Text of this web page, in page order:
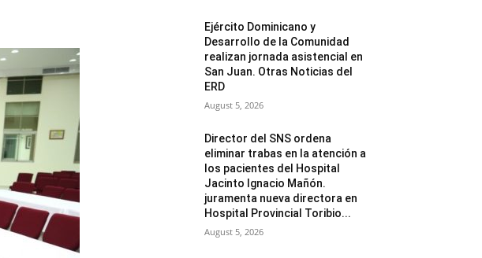
Ejército Dominicano y
Desarrollo de la Comunidad
realizan jornada asistencial en
San Juan. Otras Noticias del
ERD
August 5, 2026
Director del SNS ordena
eliminar trabas en la atención a
los pacientes del Hospital
Jacinto Ignacio Mañón.
juramenta nueva directora en
Hospital Provincial Toribio...
August 5, 2026